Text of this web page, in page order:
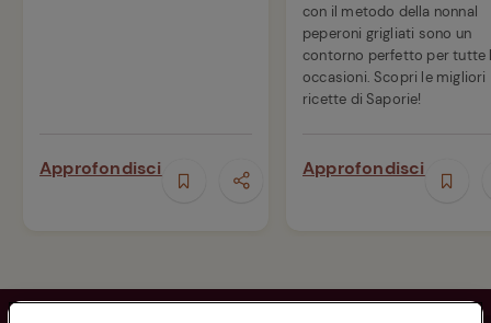
Approfondisci
con il metodo della nonnaI
peperoni grigliati sono un
contorno perfetto per tutte
occasioni. Scopri le migliori
ricette di Saporie!
Approfondisci